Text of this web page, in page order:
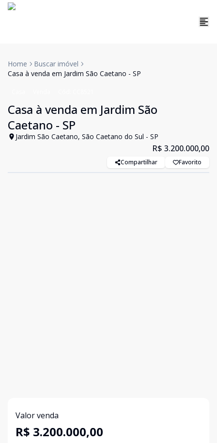
Home
Buscar imóvel
Casa à venda em Jardim São Caetano - SP
Casa à venda em Jardim São
Caetano - SP
Jardim São Caetano, São Caetano do Sul - SP
R$ 3.200.000,00
Compartilhar Favorito
Valor venda
R$ 3.200.000,00